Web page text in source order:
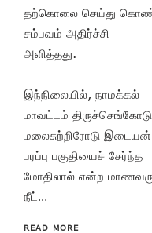
தற்கொலை செய்து
சம்பவம் அதிர்ச்சி
அளித்தது.
இந்நிலையில், நாமக்கல்
மாவட்டம் திருச்செங்கோடு
மலைசுற்றிரோடு இடையன்
பரப்பு பகுதியைச் சேர்ந்த
மோதிலால் என்ற
நீட்…
READ MORE